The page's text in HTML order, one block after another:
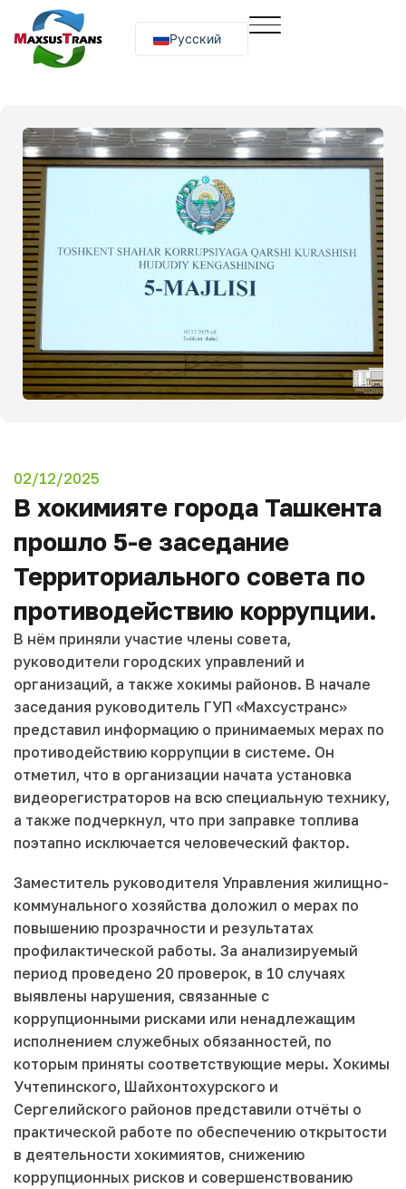
Русский
O‘zbekcha
02/12/2025
В хокимияте города Ташкента
прошло 5-е заседание
Территориального совета по
противодействию коррупции.
В нём приняли участие члены совета,
руководители городских управлений и
организаций, а также хокимы районов. В начале
заседания руководитель ГУП «Махсустранс»
представил информацию о принимаемых мерах по
противодействию коррупции в системе. Он
отметил, что в организации начата установка
видеорегистраторов на всю специальную технику,
а также подчеркнул, что при заправке топлива
поэтапно исключается человеческий фактор.
Заместитель руководителя Управления жилищно-
коммунального хозяйства доложил о мерах по
повышению прозрачности и результатах
профилактической работы. За анализируемый
период проведено 20 проверок, в 10 случаях
выявлены нарушения, связанные с
коррупционными рисками или ненадлежащим
исполнением служебных обязанностей, по
которым приняты соответствующие меры. Хокимы
Учтепинского, Шайхонтохурского и
Сергелийского районов представили отчёты о
практической работе по обеспечению открытости
в деятельности хокимиятов, снижению
коррупционных рисков и совершенствованию